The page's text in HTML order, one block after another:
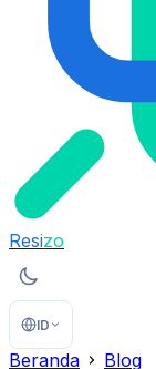
Resizo
ID
Beranda
Blog